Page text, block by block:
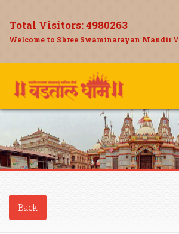
Total Visitors:4980263
Welcome to Shree Swaminarayan Mandir
Back